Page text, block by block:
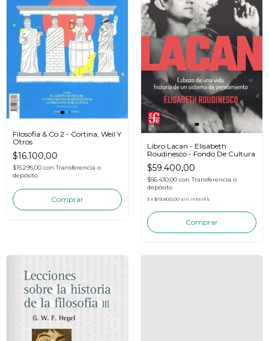
Filosofia & Co 2 - Cortina, Weil Y
Otros
$16.100,00
$15.295,00 con Transferencia o
depósito
Libro Lacan - Elisabeth
Roudinesco - Fondo De Cultura
$59.400,00
$56.430,00 con Transferencia o
depósito
3 x $19.800,00 sin interés